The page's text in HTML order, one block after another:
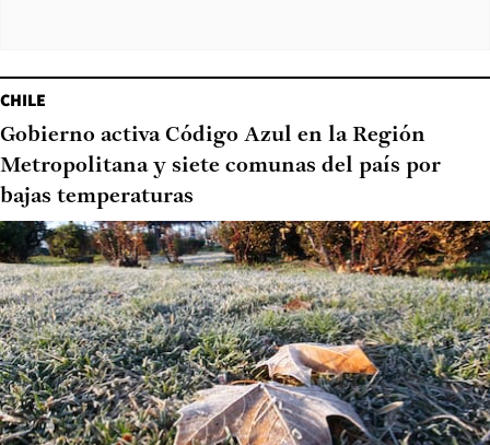
CHILE
Gobierno activa Código Azul en la Región
Metropolitana y siete comunas del país por
bajas temperaturas